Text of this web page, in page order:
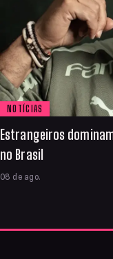
NOTÍCIAS
Estrangeiros
no Brasil
08 de ago.